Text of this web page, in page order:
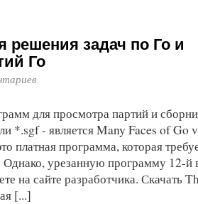
задач по Го и
Го
для просмотра партий и
*.sgf - является Many Faces of Go
платная программа, которая
Однако, урезанную программу 12-й
на сайте разработчика. Скачать
[...]